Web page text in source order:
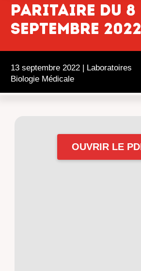
Paritaire du 8
septembre 2022
13 septembre 2022 | Laboratoires
Biologie Médicale
OUVRIR LE